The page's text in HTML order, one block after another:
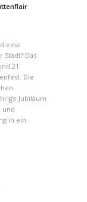
eine
Das
21.
Die
Jubiläum
und
in ein